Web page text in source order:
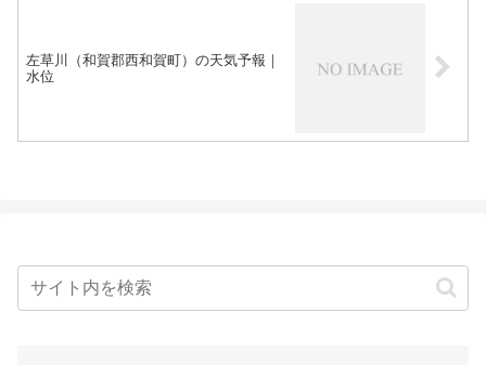
左草川（和賀郡西和賀町）の天気予報｜
水位